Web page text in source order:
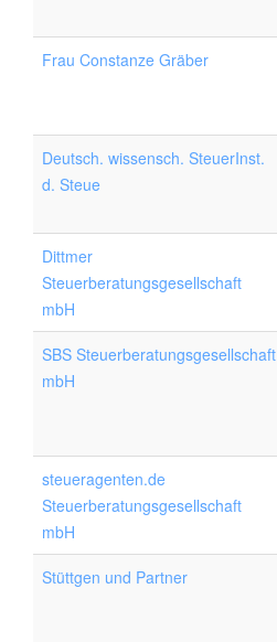
Frau Constanze Gräber
Deutsch. wissensch. SteuerInst.
d. Steue
Dittmer
Steuerberatungsgesellschaft
mbH
SBS Steuerberatungsgesellschaft
mbH
steueragenten.de
Steuerberatungsgesellschaft
mbH
Stüttgen und Partner